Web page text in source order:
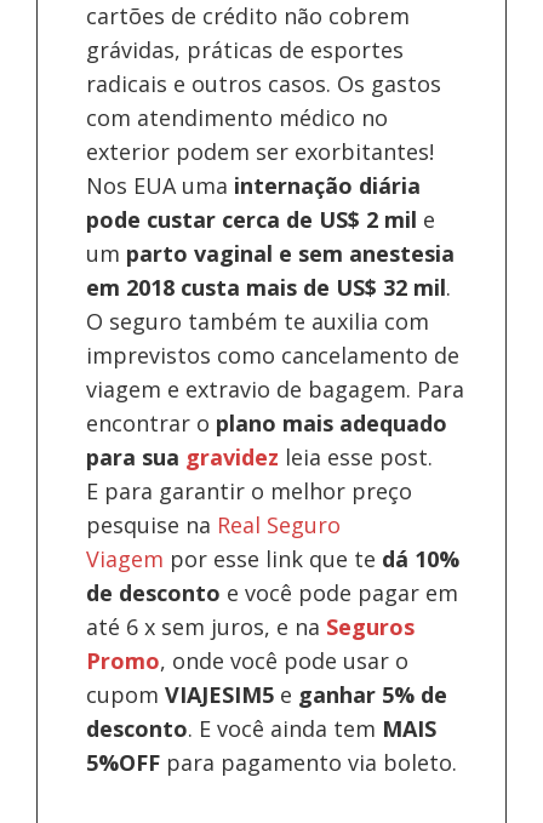
cartões de crédito não cobrem
grávidas, práticas de esportes
radicais e outros casos. Os gastos
com atendimento médico no
exterior podem ser exorbitantes!
Nos EUA uma internação diária
pode custar cerca de US$ 2 mil e
um parto vaginal e sem anestesia
em 2018 custa mais de US$ 32 mil.
O seguro também te auxilia com
imprevistos como cancelamento de
viagem e extravio de bagagem. Para
encontrar o plano mais adequado
para sua gravidez leia esse post.
E para garantir o melhor preço
pesquise na Real Seguro
Viagem por esse link que te dá 10%
de desconto e você pode pagar em
até 6 x sem juros, e na Seguros
Promo, onde você pode usar o
cupomVIAJESIM5 e ganhar 5% de
desconto. E você ainda tem MAIS
5%OFF para pagamento via boleto.